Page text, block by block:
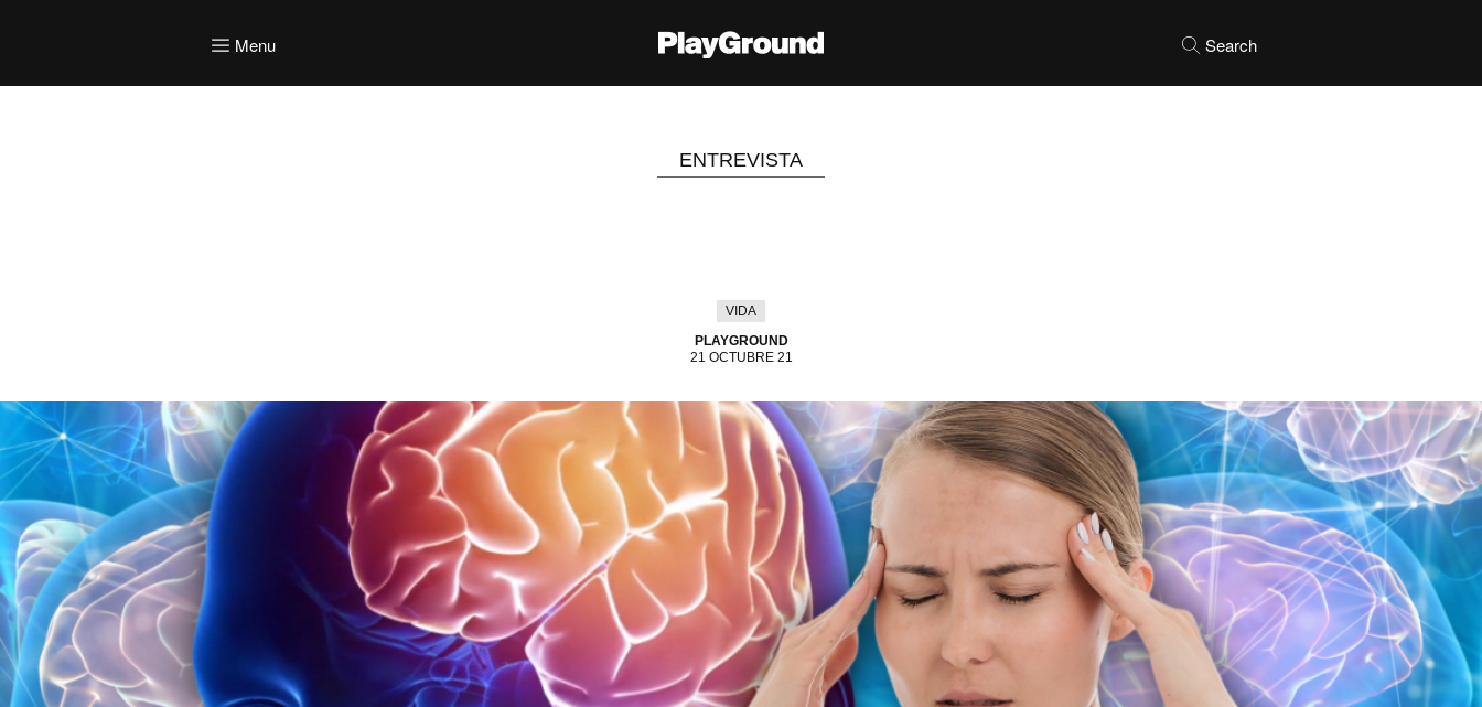
Menu Search
ENTREVISTA
VIDA
PLAYGROUND
21 OCTUBRE 21